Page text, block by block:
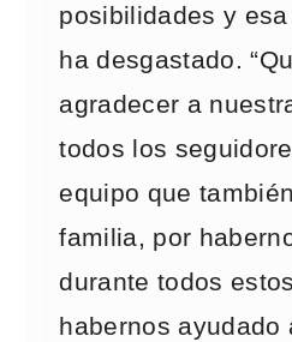
posibilidades y
ha desgastado.
agradecer a
todos los
equipo que
familia, por
durante todos
habernos ayudado